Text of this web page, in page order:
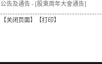
公告及通告 - [股東周年大會通告]
【关闭页面】【打印】